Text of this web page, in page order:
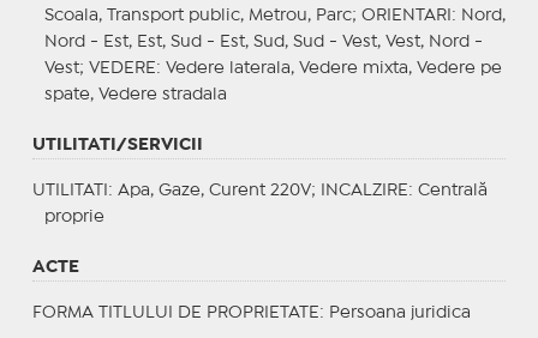
Scoala, Transport public, Metrou, Parc; ORIENTARI : Nord,
Nord - Est, Est, Sud - Est, Sud, Sud - Vest, Vest, Nord -
Vest; VEDERE : Vedere laterala, Vedere mixta, Vedere pe
spate, Vedere stradala
UTILITATI/SERVICII
UTILITATI : Apa, Gaze, Curent 220V; INCALZIRE : Centrală
proprie
ACTE
FORMA TITLULUI DE PROPRIETATE : Persoana juridica